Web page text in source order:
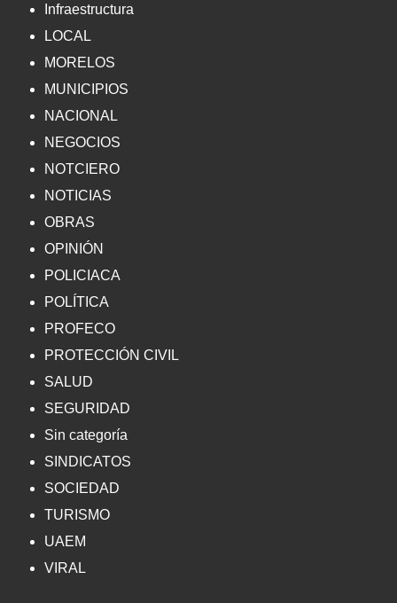
Infraestructura
LOCAL
MORELOS
MUNICIPIOS
NACIONAL
NEGOCIOS
NOTCIERO
NOTICIAS
OBRAS
OPINIÓN
POLICIACA
POLÍTICA
PROFECO
PROTECCIÓN CIVIL
SALUD
SEGURIDAD
Sin categoría
SINDICATOS
SOCIEDAD
TURISMO
UAEM
VIRAL